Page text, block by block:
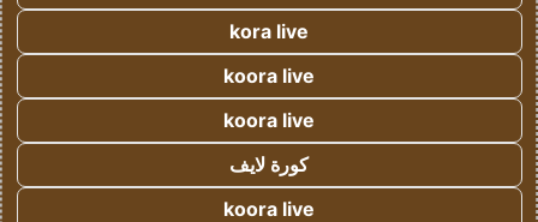
kora live
koora live
koora live
كورة لايف
koora live